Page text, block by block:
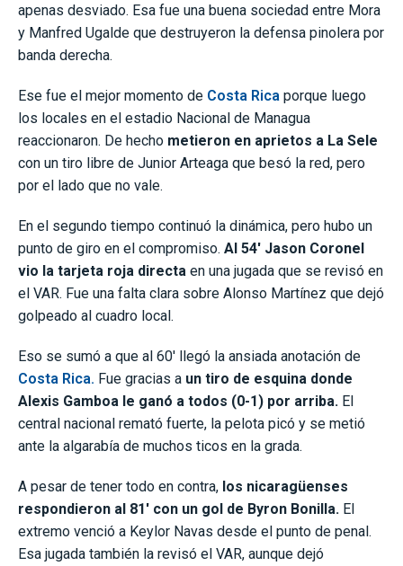
apenas desviado. Esa fue una buena sociedad entre Mora
y Manfred Ugalde que destruyeron la defensa pinolera por
banda derecha.
Ese fue el mejor momento de Costa Rica porque luego
los locales en el estadio Nacional de Managua
reaccionaron. De hecho metieron en aprietos a La Sele
con un tiro libre de Junior Arteaga que besó la red, pero
por el lado que no vale.
En el segundo tiempo continuó la dinámica, pero hubo un
punto de giro en el compromiso. Al 54′ Jason Coronel
vio la tarjeta roja directa en una jugada que se revisó en
el VAR. Fue una falta clara sobre Alonso Martínez que dejó
golpeado al cuadro local.
Eso se sumó a que al 60′ llegó la ansiada anotación de
Costa Rica. Fue gracias a un tiro de esquina donde
Alexis Gamboa le ganó a todos (0-1) por arriba. El
central nacional remató fuerte, la pelota picó y se metió
ante la algarabía de muchos ticos en la grada.
A pesar de tener todo en contra, los nicaragüenses
respondieron al 81′ con un gol de Byron Bonilla. El
extremo venció a Keylor Navas desde el punto de penal.
Esa jugada también la revisó el VAR, aunque dejó